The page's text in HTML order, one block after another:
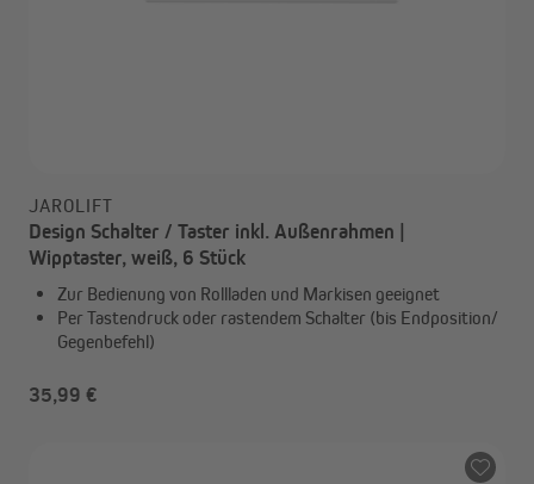
JAROLIFT
Design Schalter / Taster inkl. Außenrahmen |
Wipptaster, weiß, 6 Stück
Zur Bedienung von Rollladen und Markisen geeignet
Per Tastendruck oder rastendem Schalter (bis Endposition/
Gegenbefehl)
35,99 €